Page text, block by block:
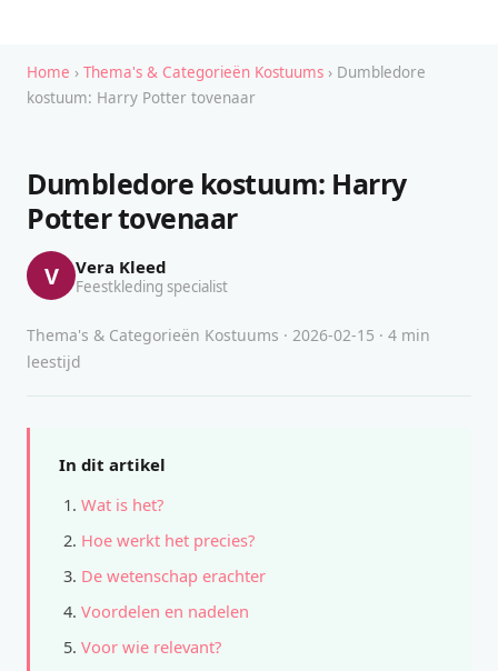
Home › Thema's & Categorieën Kostuums › Dumbledore
kostuum: Harry Potter tovenaar
Dumbledore kostuum: Harry
Potter tovenaar
V Vera Kleed
Feestkleding specialist
Thema's & Categorieën Kostuums · 2026-02-15 · 4 min
leestijd
In dit artikel
Wat is het?
Hoe werkt het precies?
De wetenschap erachter
Voordelen en nadelen
Voor wie relevant?